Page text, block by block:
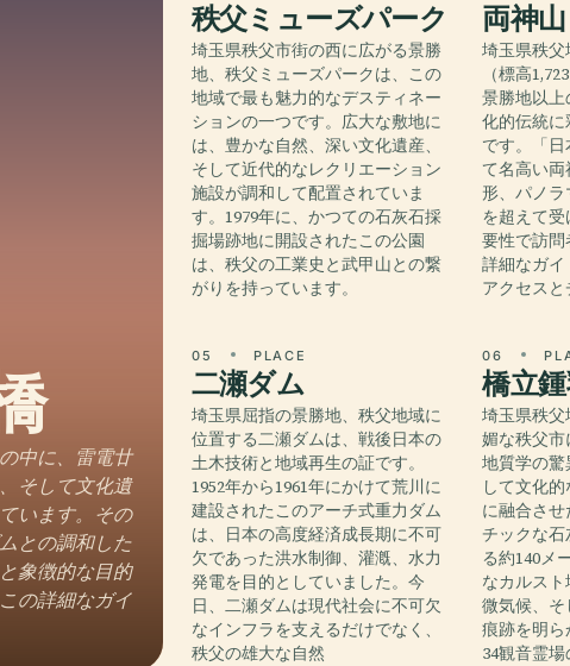
中に、雷電廿
そして文化遺
います。その
との調和した
象徴的な目的
の詳細なガイ
秩父ミューズパーク
埼玉県秩父市街の西に広がる景勝
地、秩父ミューズパークは、この
地域で最も魅力的なデスティネー
ションの一つです。広大な敷地に
は、豊かな自然、深い文化遺産、
そして近代的なレクリエーション
施設が調和して配置されていま
す。1979年に、かつての石灰石採
掘場跡地に開設されたこの公園
は、秩父の工業史と武甲山との繋
がりを持っています。
両神山
埼玉県秩
（標高
景勝地以
化的伝統
です。「
て名高い
形、パノ
を超えて
要性で訪
詳細なガイ
アクセスと
05 PLACE
二瀬ダム
埼玉県屈指の景勝地、秩父地域に
位置する二瀬ダムは、戦後日本の
土木技術と地域再生の証です。
1952年から1961年にかけて荒川に
建設されたこのアーチ式重力ダム
は、日本の高度経済成長期に不可
欠であった洪水制御、灌漑、水力
発電を目的としていました。今
日、二瀬ダムは現代社会に不可欠
なインフラを支えるだけでなく、
秩父の雄大な自然
06
橋立
埼玉県秩
媚な秩父市
地質学の
して文化
に融合さ
チックな
る約140メ
なカルス
微気候、
痕跡を明
34観音霊